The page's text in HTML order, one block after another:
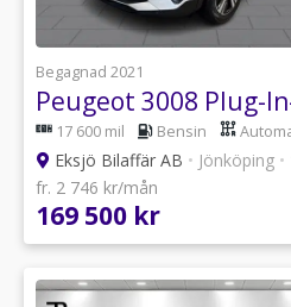
Begagnad 2021
17 600 mil Bensin
Eksjö Bilaffär AB • Jönköping •
fr. 2 746 kr/mån
169 500 kr